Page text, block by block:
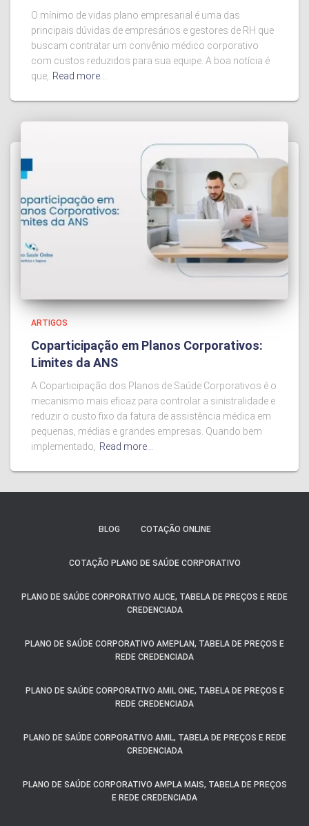
O mínimo de vidas plano empresarial é uma das
principais dúvidas de empresários e gestores de RH que
buscam contratar um convênio médico corporativo
com custos reduzidos para sua equipe. A boa notícia é
que, Read more…
ARTIGOS
Coparticipação em Planos Corporativos:
Limites da ANS
A Coparticipação dos Planos de Saúde Corporativos é o
mecanismo mais eficaz para controlar a sinistralidade e
reduzir o custo fixo da fatura de assistência médica em
pequenas, médias e grandes empresas. Quando bem
implementado, Read more…
BLOG COTAÇÃO ONLINE
COTAÇÃO PLANO DE SAÚDE CORPORATIVO
PLANO DE SAÚDE CORPORATIVO ALICE, TABELA DE PREÇOS E REDE
CREDENCIADA
PLANO DE SAÚDE CORPORATIVO AMEPLAN, TABELA DE PREÇOS E
REDE CREDENCIADA
PLANO DE SAÚDE CORPORATIVO AMIL ONE, TABELA DE PREÇOS E
REDE CREDENCIADA
PLANO DE SAÚDE CORPORATIVO AMIL, TABELA DE PREÇOS E REDE
CREDENCIADA
PLANO DE SAÚDE CORPORATIVO AMPLA MAIS, TABELA DE PREÇOS
E REDE CREDENCIADA